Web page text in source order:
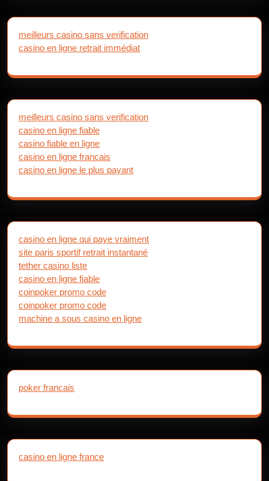
meilleurs casino sans verification
casino en ligne retrait immédiat
meilleurs casino sans verification
casino en ligne fiable
casino fiable en ligne
casino en ligne francais
casino en ligne le plus payant
casino en ligne qui paye vraiment
site paris sportif retrait instantané
tether casino liste
casino en ligne fiable
coinpoker promo code
coinpoker promo code
machine a sous casino en ligne
poker francais
casino en ligne france